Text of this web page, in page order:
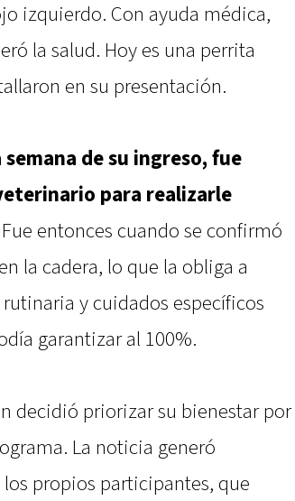
izquierdo. Con ayuda médica,
la salud. Hoy es una perrita
en su presentación.
de su ingreso, fue
para realizarle
Fue entonces cuando se confirmó
la cadera, lo que la obliga a
y cuidados específicos
garantizar al 100%.
decidió priorizar su bienestar por
La noticia generó
propios participantes, que